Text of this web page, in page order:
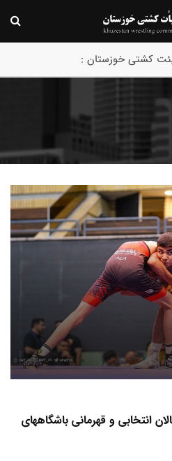
های بین‌المللی جام حسن گمیجی و
انتخابی و قهرمانی باشگاههای